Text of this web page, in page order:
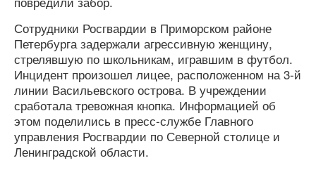
Сотрудники Росгвардии в Приморском районе
Петербурга задержали агрессивную женщину,
стрелявшую по школьникам, игравшим в футбол.
Инцидент произошел лицее, расположенном на 3-й
линии Васильевского острова. В учреждении
сработала тревожная кнопка. Информацией об
этом поделились в пресс-службе Главного
управления Росгвардии по Северной столице и
Ленинградской области.